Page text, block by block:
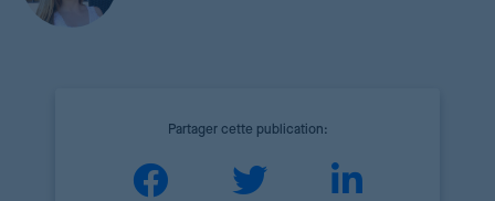
Partager cette publication: